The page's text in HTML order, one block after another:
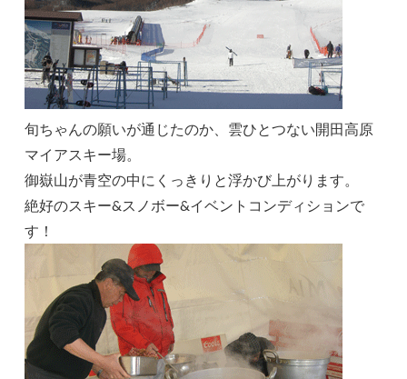
旬ちゃんの願いが通じたのか、雲ひとつない開田高原
マイアスキー場。
御嶽山が青空の中にくっきりと浮かび上がります。
絶好のスキー&スノボー&イベントコンディションで
す！